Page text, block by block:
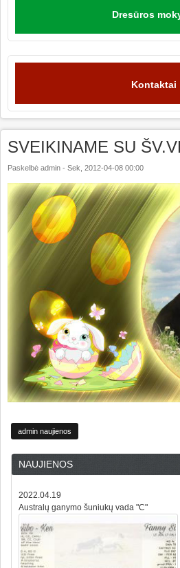
Dresūros
Kontaktai
SVEIKINAME SU
Paskelbė admin - Sek, 2012-04-08 00:00
admin naujienos
NAUJIENOS
2022.04.19
Australų ganymo šuniukų vada "C"